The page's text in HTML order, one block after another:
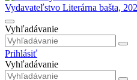
Vyhľadávanie
Prihlásiť
Vyhľadávanie